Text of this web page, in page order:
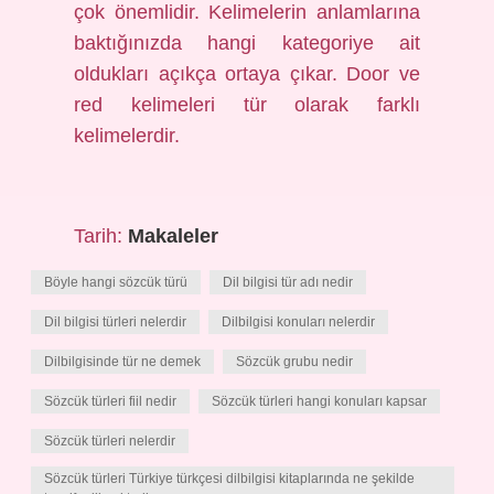
çok önemlidir. Kelimelerin anlamlarına
baktığınızda hangi kategoriye ait
oldukları açıkça ortaya çıkar. Door ve
red kelimeleri tür olarak farklı
kelimelerdir.
Tarih: Makaleler
Böyle hangi sözcük türü Dil bilgisi tür adı nedir
Dil bilgisi türleri nelerdir Dilbilgisi konuları nelerdir
Dilbilgisinde tür ne demek Sözcük grubu nedir
Sözcük türleri fiil nedir Sözcük türleri hangi konuları kapsar
Sözcük türleri nelerdir
Sözcük türleri Türkiye türkçesi dilbilgisi kitaplarında ne şekilde